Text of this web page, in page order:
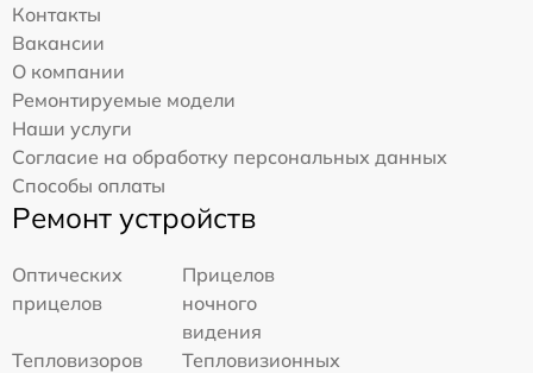
Контакты
Вакансии
О компании
Ремонтируемые модели
Наши услуги
Согласие на обработку персональных данных
Способы оплаты
Ремонт устройств
Оптических
прицелов
Прицелов
ночного
видения
Тепловизоров
Тепловизионных